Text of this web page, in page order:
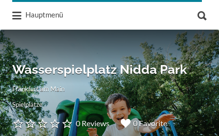
Hauptmenü
nach:
Wasserspielplatz Nidda Park
Frankfurt am Main
Spielplätze
0 Reviews 0 Favorite